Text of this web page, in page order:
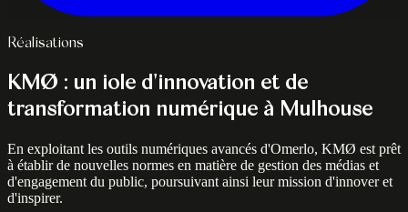
Réalisations
KMØ : un iôle d'innovation et de
transformation numérique à Mulhouse
En exploitant les outils numériques avancés d'Omerlo, KMØ est prêt
à établir de nouvelles normes en matière de gestion des médias et
d'engagement du public, poursuivant ainsi leur mission d'innover et
d'inspirer.